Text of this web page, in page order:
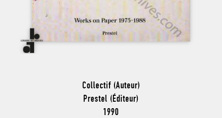
Collectif (Auteur)
Prestel (Éditeur)
1990